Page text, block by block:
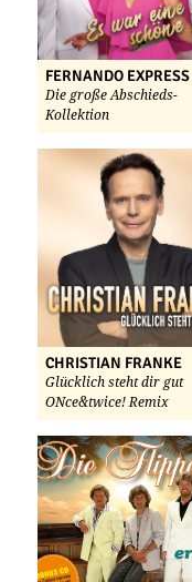
FERNANDO EXPRESS
Die große Abschieds-
Kollektion
CHRISTIAN FRANKE
Glücklich steht dir gut
ONce&twice! Remix